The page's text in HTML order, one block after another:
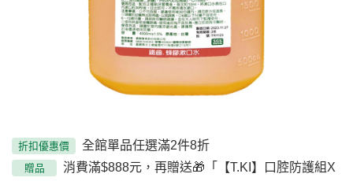
折扣優惠價 全館單品任選滿2件8折
贈品
消費滿$888元，再贈送🎁「【T.KI】口腔防護組X